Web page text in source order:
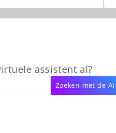
assistent al?
Zoeken met de